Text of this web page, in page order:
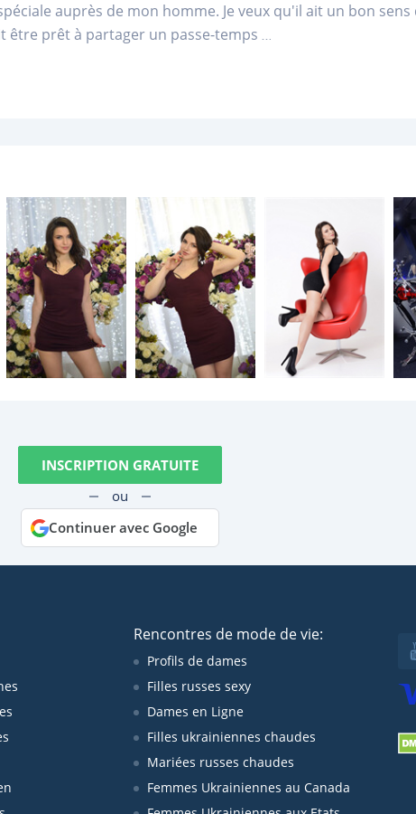
auprès de mon homme. Je veux qu'il ait un bon
être prêt à partager un passe-temps ...
INSCRIPTION GRATUITE
ou
Continuer avec Google
Rencontres de mode de vie:
Profils de dames
Filles russes sexy
Dames en Ligne
Filles ukrainiennes chaudes
Mariées russes chaudes
Femmes Ukrainiennes au Canada